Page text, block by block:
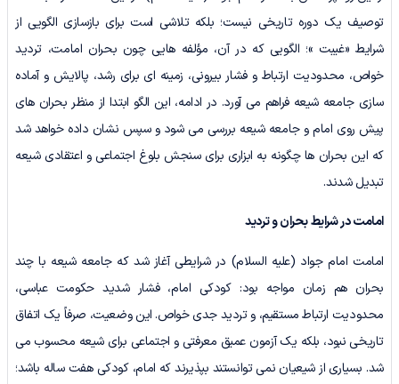
توصیف یک دوره تاریخی نیست؛ بلکه تلاشی است برای بازسازی الگویی از
شرایط «غیبت »؛ الگویی که در آن، مؤلفه هایی چون بحران امامت، تردید
خواص، محدودیت ارتباط و فشار بیرونی، زمینه ای برای رشد، پالایش و آماده
سازی جامعه شیعه فراهم می آورد. در ادامه، این الگو ابتدا از منظر بحران های
پیش روی امام و جامعه شیعه بررسی می شود و سپس نشان داده خواهد شد
که این بحران ها چگونه به ابزاری برای سنجش بلوغ اجتماعی و اعتقادی شیعه
تبدیل شدند.
امامت در شرایط بحران و تردید
امامت امام جواد (علیه السلام) در شرایطی آغاز شد که جامعه شیعه با چند
بحران هم زمان مواجه بود: کودکی امام، فشار شدید حکومت عباسی،
محدودیت ارتباط مستقیم، و تردید جدی خواص. این وضعیت، صرفاً یک اتفاق
تاریخی نبود، بلکه یک آزمون عمیق معرفتی و اجتماعی برای شیعه محسوب می
شد. بسیاری از شیعیان نمی توانستند بپذیرند که امام، کودکی هفت ساله باشد؛